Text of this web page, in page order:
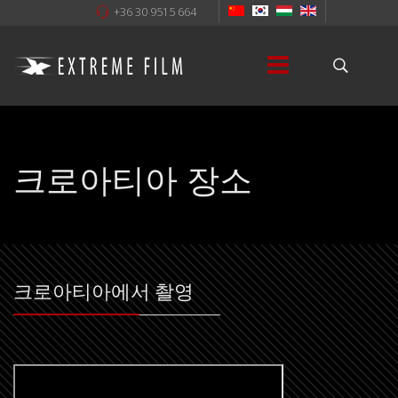
+36 30 9515 664
크로아티아 장소
크로아티아에서 촬영